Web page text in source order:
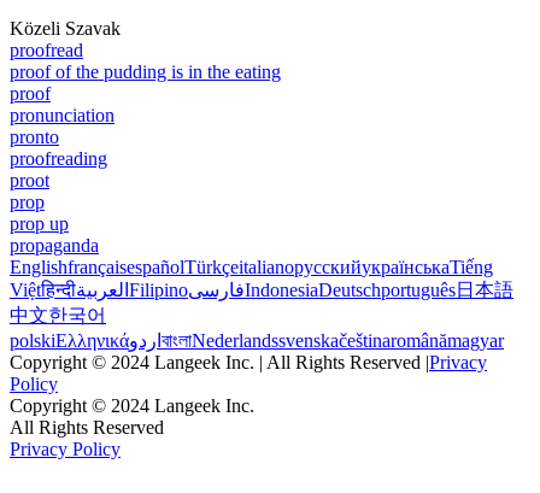
Közeli Szavak
proofread
proof of the pudding is in the eating
proof
pronunciation
pronto
proofreading
proot
prop
prop up
propaganda
EnglishfrançaisespañolTürkçeitalianoрусскийукраїнськаTiếng
Việtहिन्दीالعربية FilipinoفارسیIndonesiaDeutschportuguês日本語
中文한국어
polskiΕλληνικάاردو বাংলাNederlandssvenskačeštinaromânămagyar
Copyright © 2024 Langeek Inc. | All Rights Reserved |Privacy
Policy
Copyright © 2024 Langeek Inc.
All Rights Reserved
Privacy Policy